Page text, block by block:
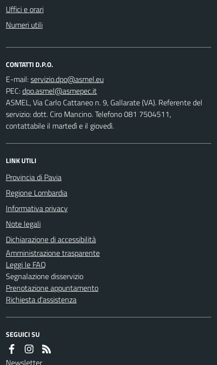
Uffici e orari
Numeri utili
CONTATTI D.P.O.
E-mail:
PEC:
ASMEL, Via Carlo Cattaneo n. 9, Gallarate (VA). Referente del
servizio: dott. Ciro Mancino. Telefono 081 7504511,
contattabile il martedì e il giovedì.
LINK UTILI
Provincia di Pavia
Regione Lombardia
Informativa privacy
Note legali
Dichiarazione di accessibilità
Amministrazione trasparente
Leggi le FAQ
Segnalazione disservizio
Prenotazione appuntamento
Richiesta d'assistenza
SEGUICI SU
Newsletter